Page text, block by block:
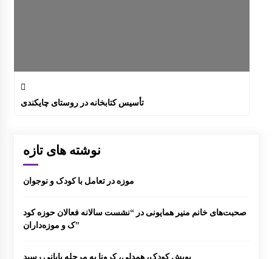
تأسیس کتابخانه در روستای چایکندی
نوشته های تازه
موزه در تعامل با کودک و نوجوان
صحبت‌های خانم منیر همایونی در “نشست سالانه فعالان حوزه کود
ک و موزه‌داران”
پویش کودک، همدلی، کرونا به مرحله پایانی رسید